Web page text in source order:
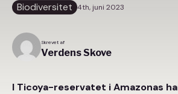
Biodiversitet 4th, juni 2023
Skrevet af
Verdens Skove
I Ticoya-reservatet i Amazonas